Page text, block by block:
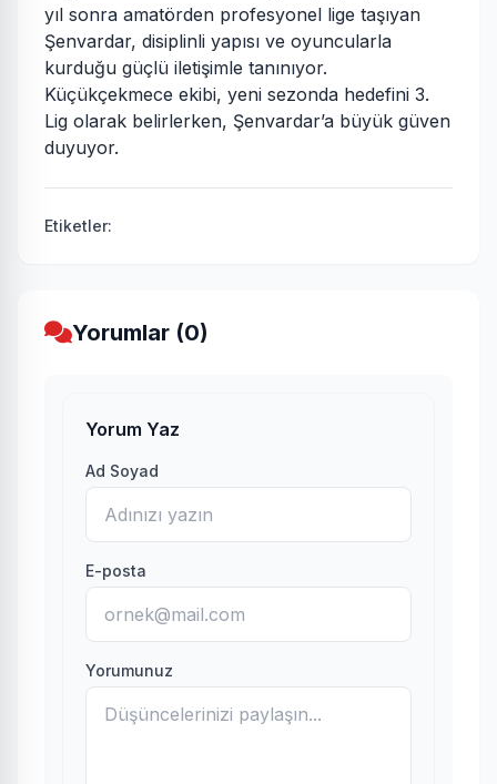
yıl sonra amatörden profesyonel lige taşıyan
Şenvardar, disiplinli yapısı ve oyuncularla
kurduğu güçlü iletişimle tanınıyor.
Küçükçekmece ekibi, yeni sezonda hedefini 3.
Lig olarak belirlerken, Şenvardar’a büyük güven
duyuyor.
Etiketler:
Yorumlar (0)
Yorum Yaz
Ad Soyad
E-posta
Yorumunuz